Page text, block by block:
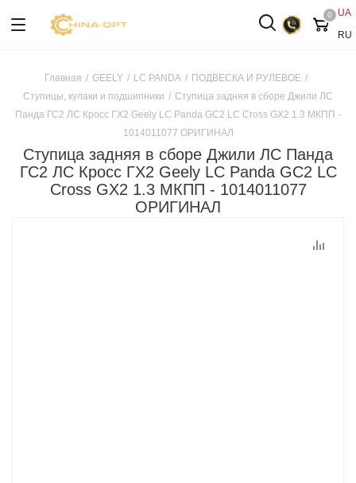
UA
RU
0
Главная / GEELY / LC PANDA / ПОДВЕСКА И РУЛЕВОЕ /
Ступицы, кулаки и подшипники / Ступица задняя в сборе Джили ЛС
Панда ГС2 ЛС Кросс ГХ2 Geely LC Panda GC2 LC Cross GX2 1.3 МКПП -
1014011077 ОРИГИНАЛ
Ступица задняя в сборе Джили ЛС Панда
ГС2 ЛС Кросс ГХ2 Geely LC Panda GC2 LC
Cross GX2 1.3 МКПП - 1014011077
ОРИГИНАЛ